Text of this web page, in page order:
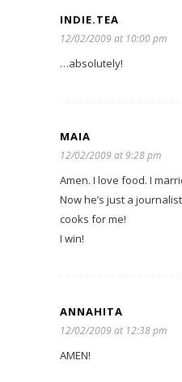
INDIE.TEA
12/02/2009 at 10:00 pm
…absolutely!
MAIA
12/02/2009 at 9:28 pm
Amen. I love food. I
Now he’s just a
cooks for me!
I win!
ANNAHITA
12/02/2009 at 12:38 pm
AMEN!